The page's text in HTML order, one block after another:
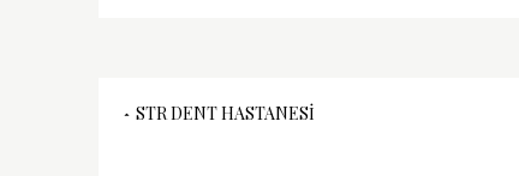
Yazı
STR DENT HASTANESI